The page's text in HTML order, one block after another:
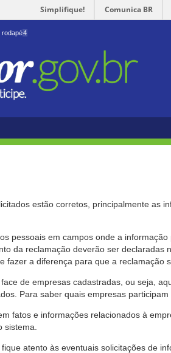
Simplifique! Comunica BR
rodapé4
estão corretos, principalmente as
pessoais em campos onde a
da reclamação deverão ser
a diferença para que a reclamação
de empresas cadastradas, ou seja,
Para saber quais empresas participam
fatos e informações relacionados à
atento às eventuais solicitações de